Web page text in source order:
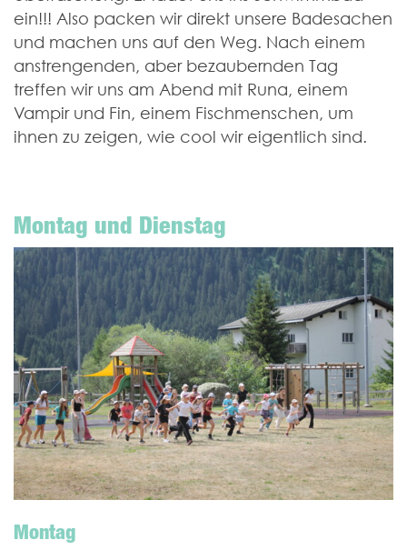
ein!!! Also packen wir direkt unsere Badesachen
und machen uns auf den Weg. Nach einem
anstrengenden, aber bezaubernden Tag
treffen wir uns am Abend mit Runa, einem
Vampir und Fin, einem Fischmenschen, um
ihnen zu zeigen, wie cool wir eigentlich sind.
Montag und Dienstag
Montag